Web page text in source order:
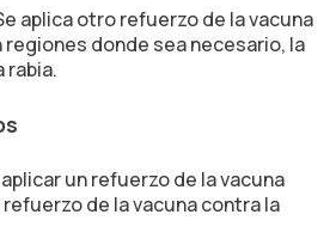
aplica otro refuerzo de la vacuna
regiones donde sea necesario, la
rabia.
un refuerzo de la vacuna
de la vacuna contra la